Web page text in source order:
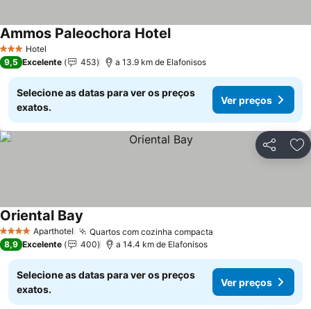
3 EstrelasHotel
Ammos Paleochora HotelVer preços
9,5 Excelente 453 a 13.9 km de Elafonisos
Selecione as datas para ver os preços
exatos.
Ver preços
Partilhar
4 EstrelasAparthotel Quartos com cozinha compacta
Oriental Bay
8,9 Excelente 400 a 14.4 km de Elafonisos
Selecione as datas para ver os preços
exatos.
Ver preços